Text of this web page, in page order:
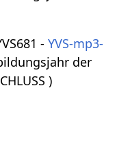
-YVS-mp3-
der
)